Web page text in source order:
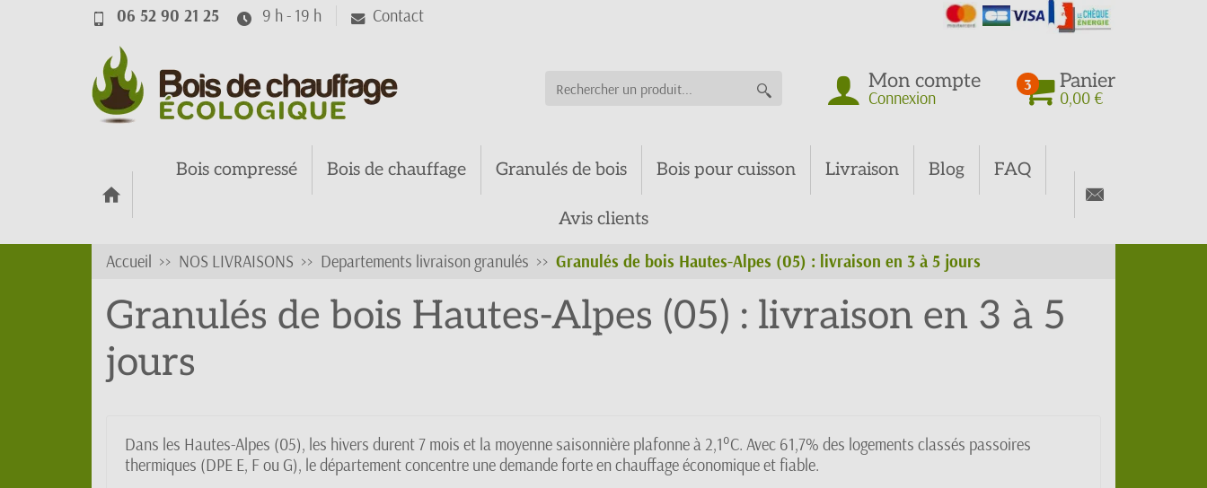
06 52 90 21 25 9 h - 19 h Contact
Mon compte
Connexion
3 Panier
0,00 €
Bois compressé Bois de chauffage Granulés de bois Bois pour cuisson Livraison Blog FAQ
Avis clients
Accueil NOS LIVRAISONS Departements livraison granulés Granulés de bois Hautes-Alpes (05) : livraison en 3 à 5 jours
Granulés de bois Hautes-Alpes (05) : livraison en 3 à 5
jours
Dans les Hautes-Alpes (05), les hivers durent 7 mois et la moyenne saisonnière plafonne à 2,1°C. Avec 61,7% des logements classés passoires
thermiques (DPE E, F ou G), le département concentre une demande forte en chauffage économique et fiable.